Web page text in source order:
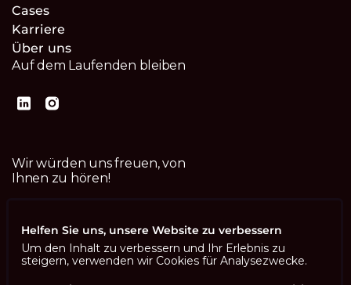
Cases
Karriere
Über uns
Auf dem Laufenden bleiben
Wir würden uns freuen, von
Ihnen zu hören!
Helfen Sie uns, unsere Website zu verbessern
Um den Inhalt zu verbessern und Ihr Erlebnis zu
steigern, verwenden wir Cookies für Analysezwecke.